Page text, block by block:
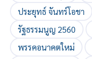
ประยุทธ์ จันทร์โอชา
รัฐธรรมนูญ 2560
พรรคอนาคตใหม่